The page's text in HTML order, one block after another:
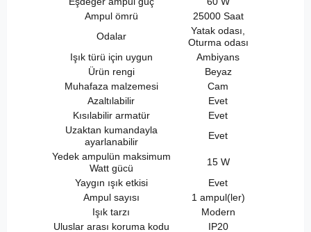
Ampul ömrü
25000 Saat
Odalar
Yatak odası,
Oturma odası
Işık türü için uygun
Ambiyans
Ürün rengi
Beyaz
Muhafaza malzemesi
Cam
Azaltılabilir
Evet
Kısılabilir armatür
Evet
Uzaktan kumandayla
ayarlanabilir
Evet
Yedek ampulün maksimum
Watt gücü
15 W
Yaygın ışık etkisi
Evet
Ampul sayısı
1 ampul(ler)
Işık tarzı
Modern
Uluslar arası koruma kodu
IP20